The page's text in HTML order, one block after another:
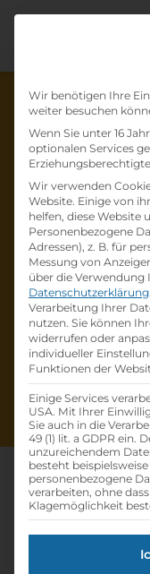
Die
besetzt!
Die Lehrstelle
Caritas Kärnten
Firmenprofil
Andere
Offene
Wir benötigen Ihre
weiter besuchen
Wenn Sie unter 16
optionalen Services
Wir verwenden
Website. Einige von
helfen, diese Website
Personenbezogene
Adressen), z. B. für
Messung von
über die Verwendung
Datenschutzerklärung.
Verarbeitung Ihrer
nutzen. Sie können
widerrufen oder
individueller
Funktionen der
Einige Services
USA. Mit Ihrer
Sie auch in die
49 (1) lit. a GDPR ein.
unzureichendem
besteht
personenbezogene
verarbeiten, ohne
Klagemöglichkeit